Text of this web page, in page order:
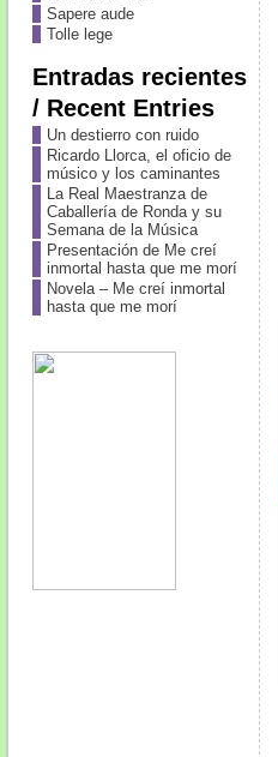
Sapere aude
Tolle lege
Entradas recientes
/ Recent Entries
Un destierro con ruido
Ricardo Llorca, el oficio de
músico y los caminantes
La Real Maestranza de
Caballería de Ronda y su
Semana de la Música
Presentación de Me creí
inmortal hasta que me morí
Novela – Me creí inmortal
hasta que me morí